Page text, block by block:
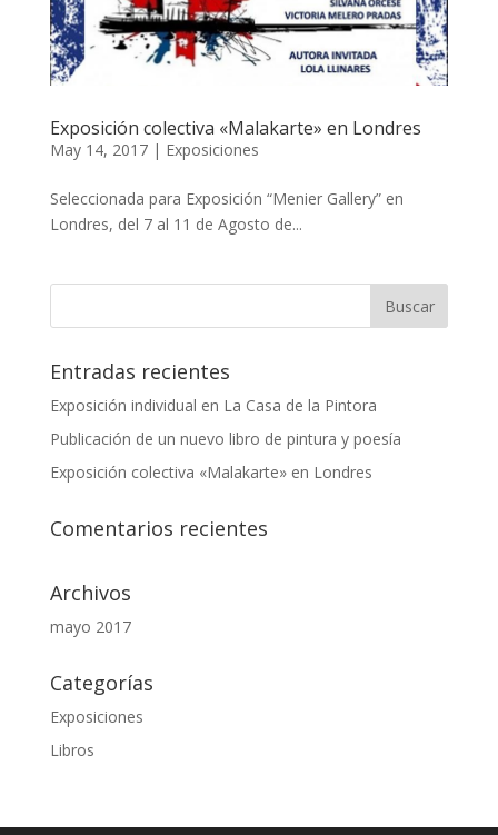
Exposición colectiva «Malakarte» en Londres
May 14, 2017| Exposiciones
Seleccionada para Exposición “Menier Gallery” en
Londres, del 7 al 11 de Agosto de...
Entradas recientes
Exposición individual en La Casa de la Pintora
Publicación de un nuevo libro de pintura y poesía
Exposición colectiva «Malakarte» en Londres
Comentarios recientes
Archivos
mayo 2017
Categorías
Exposiciones
Libros